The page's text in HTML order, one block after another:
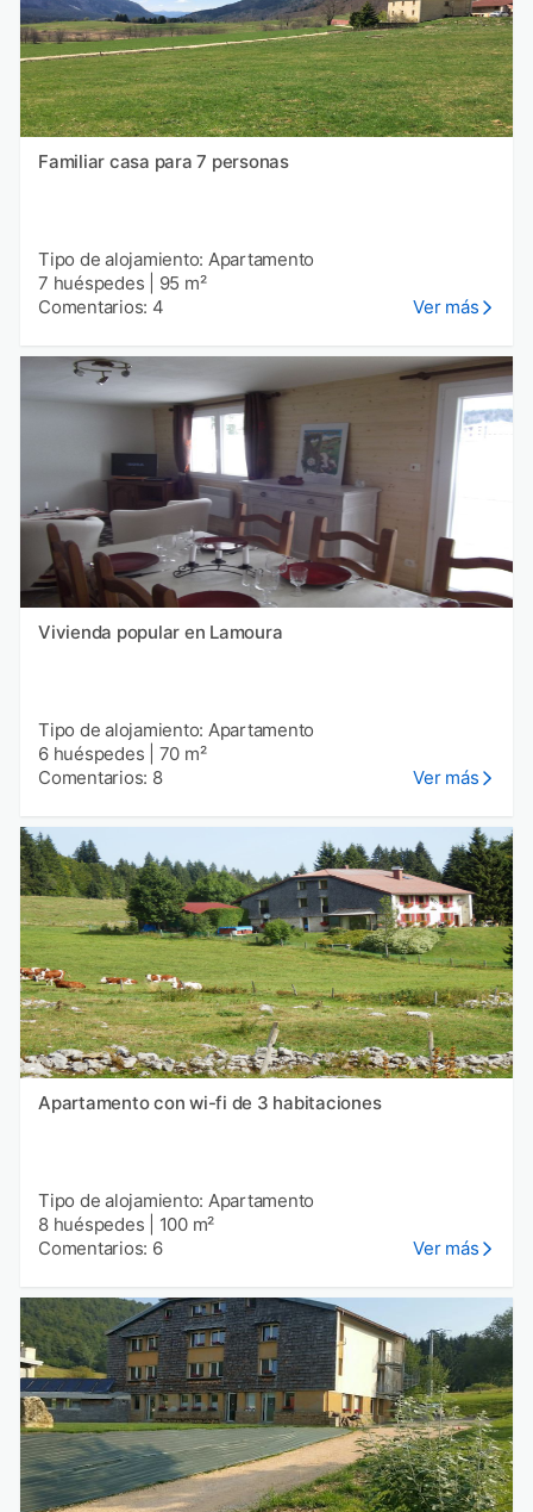
Familiar casa para 7 personas
Tipo de alojamiento: Apartamento
7 huéspedes
95 m²
Comentarios: 4
Ver más
Vivienda popular en Lamoura
Tipo de alojamiento: Apartamento
6 huéspedes
70 m²
Comentarios: 8
Ver más
Apartamento con wi-fi de 3 habitaciones
Tipo de alojamiento: Apartamento
8 huéspedes
100 m²
Comentarios: 6
Ver más